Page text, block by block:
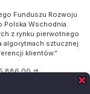
Funduszu Rozwoju
Polska Wschodnia.
z rynku pierwotnego
algorytmach sztucznej
klientów.”
886,00 zł